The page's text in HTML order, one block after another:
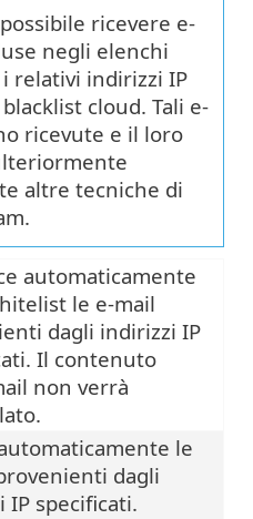
ricevere e-
negli elenchi
relativi indirizzi IP
cloud. Tali e-
ricevute e il loro
altre tecniche di
automaticamente
le e-mail
dagli indirizzi IP
Il contenuto
non verrà
le
dagli
IP specificati.